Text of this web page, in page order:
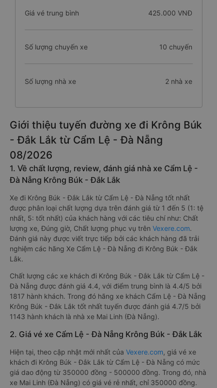
Giá vé trung bình 425.000 VNĐ
Số lượng chuyến xe 10 chuyến
Số lượng nhà xe 2 nhà xe
Giới thiệu tuyến đường xe đi Krông Búk
- Đắk Lắk từ Cẩm Lệ - Đà Nẵng
08/2026
1. Về chất lượng, review, đánh giá nhà xe Cẩm Lệ -
Đà Nẵng Krông Búk - Đắk Lắk
Xe đi Krông Búk - Đắk Lắk từ Cẩm Lệ - Đà Nẵng tốt nhất
được phân loại chất lượng dựa trên đánh giá từ 1 đến 5 (1: tệ
nhất, 5: tốt nhất) của khách hàng với các tiêu chí như: Chất
lượng xe, Đúng giờ, Chất lượng phục vụ trên Vexere.com.
Đánh giá này được viết trực tiếp bởi các khách hàng đã trải
nghiệm các hãng Xe Cẩm Lệ - Đà Nẵng đi Krông Búk - Đắk
Lắk.
Chất lượng các xe khách đi Krông Búk - Đắk Lắk từ Cẩm Lệ -
Đà Nẵng được đánh giá 4.4, với điểm trung bình là 4.4/5 bởi
1817 hành khách. Trong đó hãng xe khách Cẩm Lệ - Đà Nẵng
Krông Búk - Đắk Lắk tốt nhất tuyến được đánh giá 4.7/5 bởi
1143 hành khách là nhà xe Mai Linh (Đà Nẵng).
2. Giá vé xe Cẩm Lệ - Đà Nẵng Krông Búk - Đắk Lắk
Hiện tại, theo cập nhật mới nhất của Vexere.com, giá vé xe
khách đi Krông Búk - Đắk Lắk từ Cẩm Lệ - Đà Nẵng có mức
giá dao động từ 350000 đồng - 500000 đồng. Trong đó, nhà
xe Mai Linh (Đà Nẵng) có giá vé rẻ nhất, chỉ 350000 đồng.